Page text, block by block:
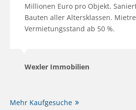
Millionen Euro pro Objekt.
Bauten aller Altersklassen.
Vermietungsstand ab 50 %.
Wexler Immobilien
Mehr Kaufgesuche